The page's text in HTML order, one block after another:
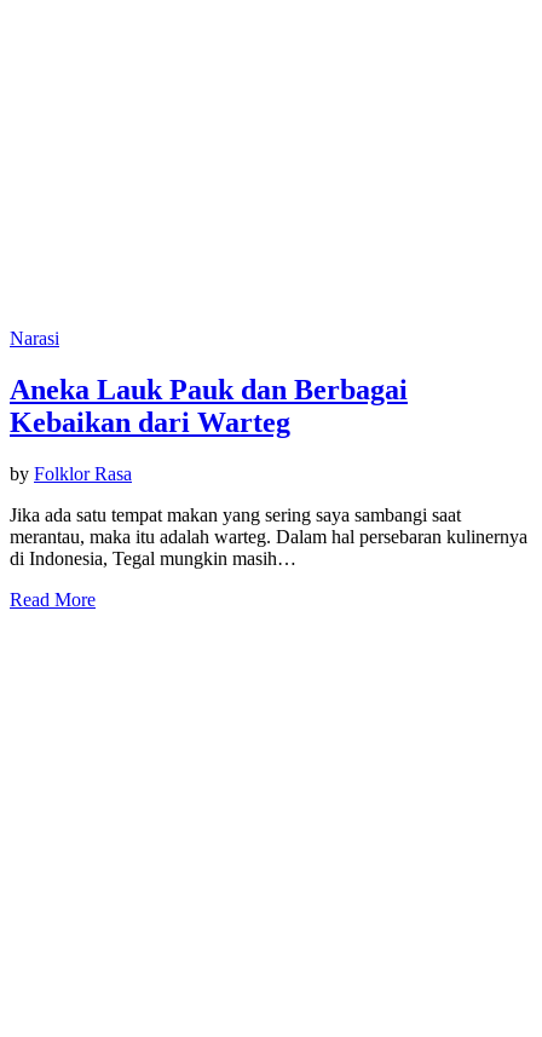
Narasi
Aneka Lauk Pauk dan Berbagai
Kebaikan dari Warteg
by Folklor Rasa
Jika ada satu tempat makan yang sering saya sambangi saat
merantau, maka itu adalah warteg. Dalam hal persebaran kulinernya
di Indonesia, Tegal mungkin masih…
Read More